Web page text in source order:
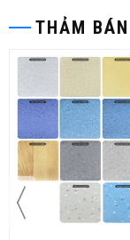
THẢM